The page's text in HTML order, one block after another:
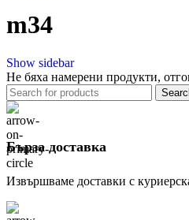
m34
Show sidebar
Не бяха намерени продукти,
Бърза доставка
Извършваме доставки с